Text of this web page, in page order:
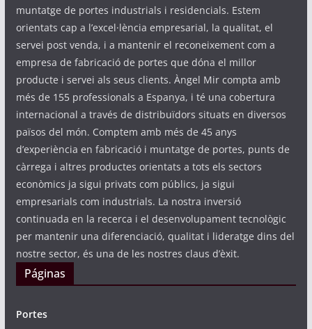
muntatge de portes industrials i residencials. Estem
orientats cap a l’excel·lència empresarial, la qualitat, el
servei post venda, i a mantenir el reconeixement com a
empresa de fabricació de portes que dóna el millor
producte i servei als seus clients. Àngel Mir compta amb
més de 155 professionals a Espanya, i té una cobertura
internacional a través de distribuïdors situats en diversos
països del món. Comptem amb més de 45 anys
d’experiència en fabricació i muntatge de portes, punts de
càrrega i altres productes orientats a tots els sectors
econòmics ja sigui privats com públics, ja sigui
empresarials com industrials. La nostra inversió
continuada en la recerca i el desenvolupament tecnològic
per mantenir una diferenciació, qualitat i lideratge dins del
nostre sector, és una de les nostres claus d’èxit.
Páginas
Portes